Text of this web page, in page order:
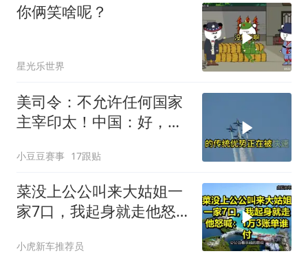
你俩笑啥呢？
星光乐世界
美司令：不允许任何国家
主宰印太！中国：好，轰
小豆豆赛事 17跟贴
菜没上公公叫来大姑姐一
家7口，我起身就走他怒
小虎新车推荐员